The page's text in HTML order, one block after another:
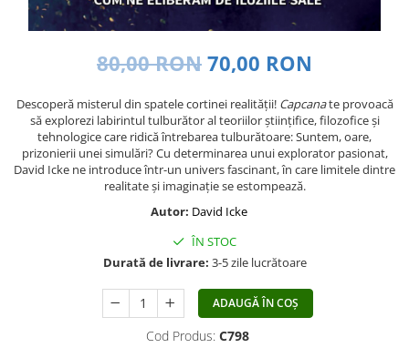
Viata după moarte
Vindecare
Povestiri
Relații de cuplu
Lumea îngerilor
Seria Masaru Emoto
80,00 RON 70,00 RON
Descoperă misterul din spatele cortinei realității! Capcanate provoacă
să explorezi labirintul tulburător al teoriilor științifice, filozofice și
tehnologice care ridică întrebarea tulburătoare: Suntem, oare,
prizonierii unei simulări? Cu determinarea unui explorator pasionat,
David Icke ne introduce într-un univers fascinant, în care limitele dintre
realitate și imaginație se estompează.
Autor: David Icke
ÎN STOC
Durată de livrare: 3-5 zile lucrătoare
ADAUGĂ ÎN COȘ
Cod Produs: C798